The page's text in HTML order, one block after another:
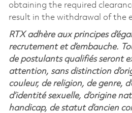
obtaining the required
result in the withdrawal of the
RTX adhère aux principes
recrutement et d’embauche.
de postulants qualifiés seront
attention, sans distinction
couleur, de religion, de genre,
d’identité sexuelle, d’origine
handicap, de statut d’ancien